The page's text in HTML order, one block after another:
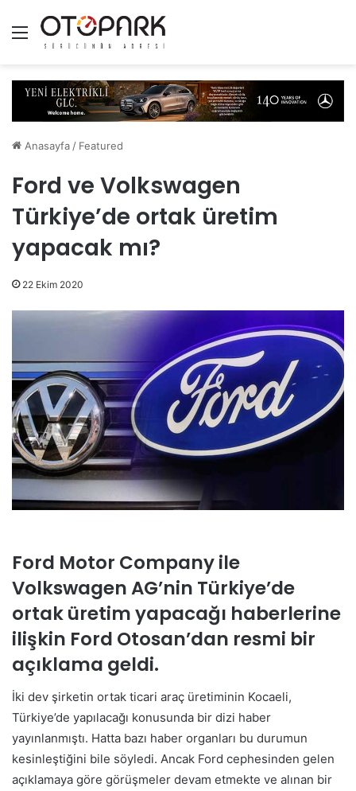
Menü
Anasayfa / Featured
Ford ve Volkswagen
Türkiye’de ortak üretim
yapacak mı?
22 Ekim 2020
Ford Motor Company ile
Volkswagen AG’nin Türkiye’de
ortak üretim yapacağı haberlerine
ilişkin Ford Otosan’dan resmi bir
açıklama geldi.
İki dev şirketin ortak ticari araç üretiminin Kocaeli,
Türkiye’de yapılacağı konusunda bir dizi haber
yayınlanmıştı. Hatta bazı haber organları bu durumun
kesinleştiğini bile söyledi. Ancak Ford cephesinden gelen
açıklamaya göre görüşmeler devam etmekte ve alınan bir